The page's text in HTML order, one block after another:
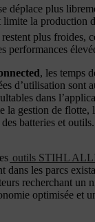
déplace plus
limite la production
plus froides,
performances
, les temps
d’utilisation sont
dans
la gestion de flotte,
batteries et outils.
outils STIHL
dans les parcs
recherchant un
optimisée et